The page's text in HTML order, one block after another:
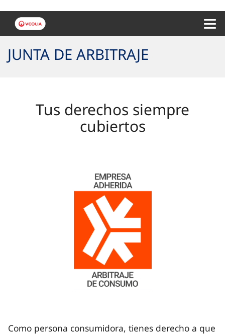
JUNTA DE ARBITRAJE
Tus derechos siempre
cubiertos
Como persona consumidora, tienes derecho a que